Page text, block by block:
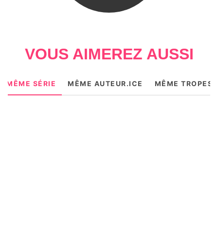
VOUS AIMEREZ AUSSI
MÊME SÉRIE MÊME AUTEUR.ICE MÊME TROPES